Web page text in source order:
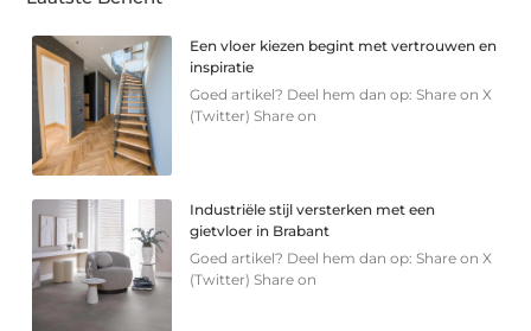
Een vloer kiezen begint met vertrouwen en
inspiratie
Goed artikel? Deel hem dan op: Share on X
(Twitter) Share on
Industriële stijl versterken met een
gietvloer in Brabant
Goed artikel? Deel hem dan op: Share on X
(Twitter) Share on